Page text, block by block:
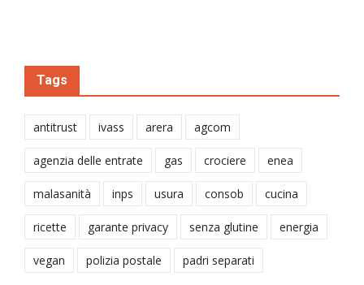
Tags
antitrust ivass arera agcom
agenzia delle entrate gas crociere enea
malasanità inps usura consob cucina
ricette garante privacy senza glutine energia
vegan polizia postale padri separati